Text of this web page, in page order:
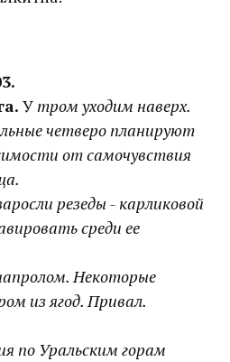
Утром уходим наверх.
четверо планируют
от самочувствия
резеды - карликовой
среди ее
Некоторые
из ягод. Привал.
по Уральским горам